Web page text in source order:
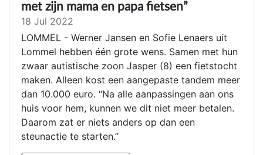
met zijn mama en papa fietsen”
18 Jul 2022
LOMMEL - Werner Jansen en Sofie Lenaers uit
Lommel hebben één grote wens. Samen met hun
zwaar autistische zoon Jasper (8) een fietstocht
maken. Alleen kost een aangepaste tandem meer
dan 10.000 euro. “Na alle aanpassingen aan ons
huis voor hem, kunnen we dit niet meer betalen.
Daarom zat er niets anders op dan een
steunactie te starten.”